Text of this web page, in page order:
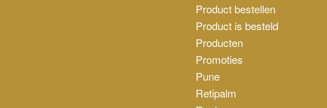
Product bestellen
Product is besteld
Producten
Promoties
Pune
Retipalm